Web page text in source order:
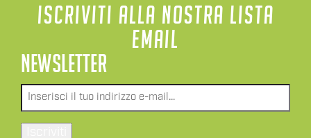
ISCRIVITI ALLA NOSTRA LISTA
EMAIL
NEWSLETTER
Email*